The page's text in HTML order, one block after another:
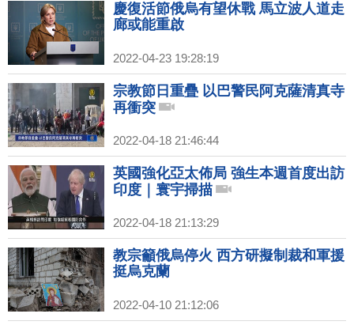
慶復活節俄烏有望休戰 馬立波人道走
廊或能重啟
2022-04-23 19:28:19
宗教節日重疊 以巴警民阿克薩清真寺
再衝突
2022-04-18 21:46:44
英國強化亞太佈局 強生本週首度出訪
印度｜寰宇掃描
2022-04-18 21:13:29
教宗籲俄烏停火 西方研擬制裁和軍援
挺烏克蘭
2022-04-10 21:12:06